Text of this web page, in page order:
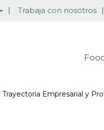
Trabaja con nosotros
Empresarial y